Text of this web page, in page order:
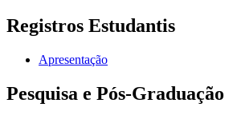
Registros Estudantis
Apresentação
Pesquisa e Pós-Graduação